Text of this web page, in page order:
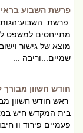
פרשת השבוע בראי
פרשת השבוע:הגות
מתייחסים למשפט
מוצא של גישור
שמיים...וריבה ...
חודש חשוון
ראש חודש חשוון
בית המקדש חיש
פעמיים פירוד וו